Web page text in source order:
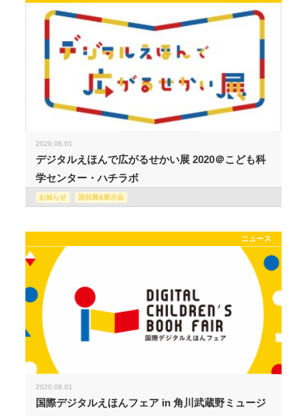
2020.06.01
デジタルえほんで広がるせかい展 2020＠こども科
学センター・ハチラボ
お知らせ 巡回展&展示会
ニュース
2020.08.01
国際デジタルえほんフェア in 角川武蔵野ミュージ